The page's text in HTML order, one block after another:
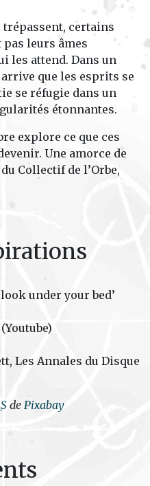
certains
pas leurs âmes
les attend. Dans un
que les esprits se
se réfugie dans un
étonnantes.
explore ce que ces
Une amorce de
Collectif de l’Orbe,
under your bed’
Les Annales du Disque
de Pixabay